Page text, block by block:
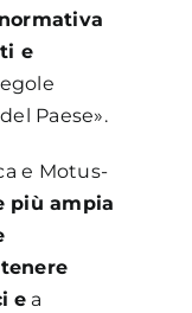
e
Paese».
e Motus-
più ampia
e a